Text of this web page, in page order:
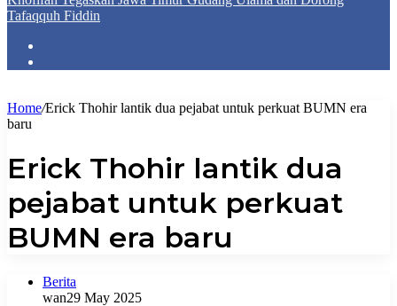
Tafaqquh Fiddin
Home/Erick Thohir lantik dua pejabat untuk perkuat BUMN era
baru
Erick Thohir lantik dua
pejabat untuk perkuat
BUMN era baru
Berita
wan29 May 2025